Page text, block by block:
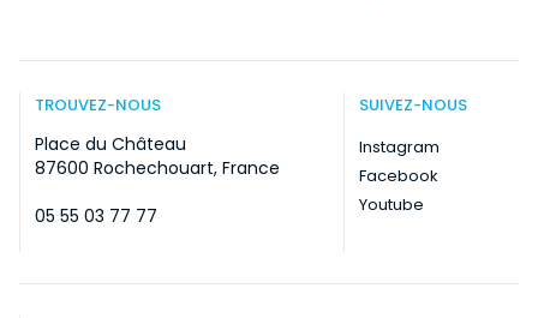
TROUVEZ-NOUS
Place du Château
87600 Rochechouart, France
05 55 03 77 77
SUIVEZ-NOUS
Instagram
Facebook
Youtube